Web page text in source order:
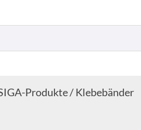
Produkte / Klebebänder